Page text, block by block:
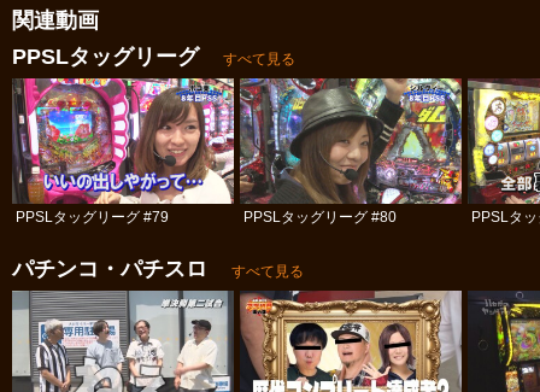
関連動画
PPSLタッグリーグ
すべて見る
PPSLタッグリーグ #79 PPSLタッグリーグ #80 PPSLタ
パチンコ・パチスロ すべて見る